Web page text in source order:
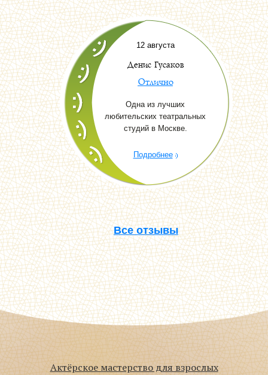
12 августа
Денис Гусаков
Отлично
Одна из лучших
любительских театральных
студий в Москве.
Подробнее
Все отзывы
Актёрское мастерство для взрослых